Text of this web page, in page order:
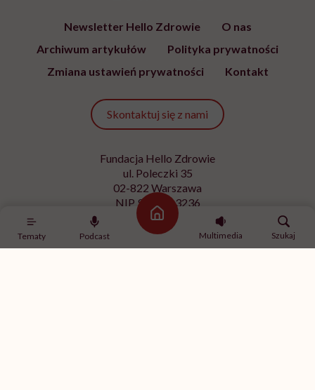
Tematy Podcast
Strona główna
Multimedia
Szukaj
Newsletter Hello Zdrowie
O nas
Archiwum artykułów
Polityka prywatności
Zmiana ustawień prywatności
Kontakt
Skontaktuj się z nami
Fundacja Hello Zdrowie
ul. Poleczki 35
02-822 Warszawa
NIP 9512613236
Kontakt z redakcją
redakcja@hellozdrowie.pl